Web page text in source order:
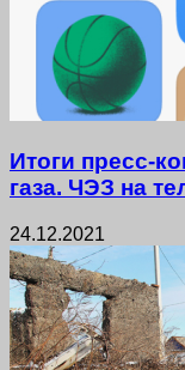
Итоги пресс-
газа. ЧЭЗ на
24.12.2021